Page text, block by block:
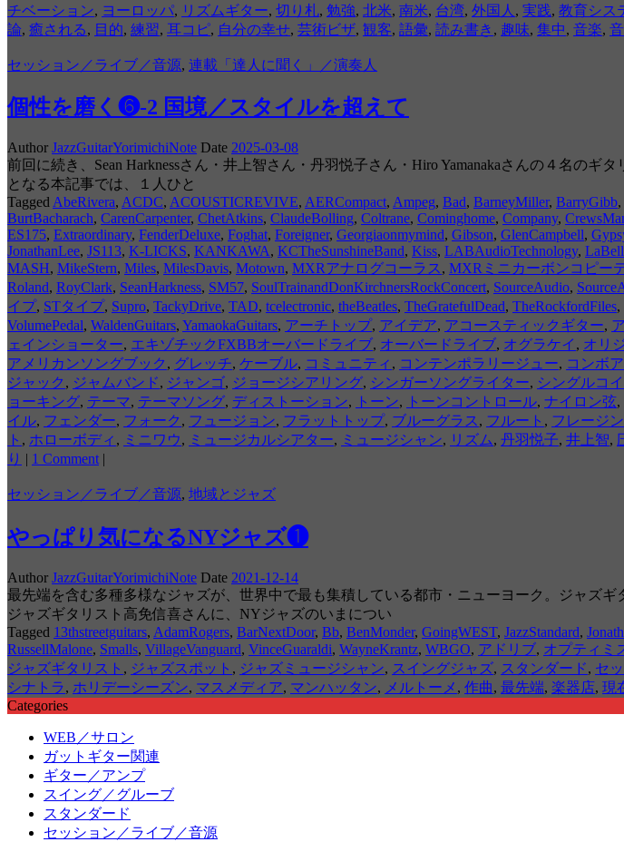
チベーション, ヨーロッパ, リズムギター, 切り札, 勉強, 北米, 南米, 台湾, 外国人 , 実践, 教育シス
論, 癒される, 目的, 練習, 耳コピ, 自分の幸せ, 芸術ビザ, 観客, 語彙, 読み書き , 趣味, 集中, 音楽,
セッション／ライブ／音源, 連載「達人に聞く」／演奏人
個性を磨く❻-2 国境／スタイルを超えて
Author JazzGuitarYorimichiNote Date 2025-03-08
前回に続き、Sean Harknessさん・井上智さん・丹羽悦子さん・Hiro Yamanakaさんの４名の
となる本記事では、１人ひと
Tagged AbeRivera, ACDC, ACOUSTICREVIVE, AERCompact, Ampeg, Bad, BarneyMiller, BarryGibb,
BurtBacharach, CarenCarpenter, ChetAtkins, ClaudeBolling, Coltrane, Cominghome, Company,
ES175, Extraordinary, FenderDeluxe, Foghat, Foreigner, Georgiaonmymind, Gibson, GlenCampbell,
JonathanLee, JS113, K-LICKS, KANKAWA, KCTheSunshineBand, Kiss, LABAudioTechnology,
MASH, MikeStern, Miles, MilesDavis, Motown, MXRアナログコーラス , MXRミニカーボンコピー
Roland, RoyClark, SeanHarkness, SM57, SoulTrainandDonKirchnersRockConcert, SourceAudio,
イプ, STタイプ, Supro, TackyDrive, TAD, tcelectronic, theBeatles, TheGratefulDead, TheRockfordFiles,
VolumePedal, WaldenGuitars, YamaokaGuitars, アーチトップ, アイデア, アコースティックギター,
ェインショーター, エキゾチックFXBBオーバードライブ, オーバードライブ, オグラケイ , オリ
アメリカンソングブック , グレッチ, ケーブル, コミュニティ , コンテンポラリージュー, コンボ
ジャック , ジャムバンド, ジャンゴ, ジョージシアリング, シンガーソングライター, シングルコ
ョーキング, テーマ, テーマソング, ディストーション, トーン, トーンコントロール, ナイロン弦,
イル, フェンダー, フォーク , フュージョン, フラットトップ, ブルーグラス , フルート , フレージ
ト , ホローボディ , ミニワウ, ミュージカルシアター, ミュージシャン, リズム, 丹羽悦子, 井上智,
り | 1 Comment |
セッション／ライブ／音源, 地域とジャズ
やっぱり気になるNYジャズ❶
Author JazzGuitarYorimichiNote Date 2021-12-14
最先端を含む多種多様なジャズが、世界中で最も集積している都市・ニューヨーク。ジャズ
ジャズギタリスト高免信喜さんに、NYジャズのいまについ
Tagged 13thstreetguitars, AdamRogers, BarNextDoor, Bb, BenMonder, GoingWEST, JazzStandard,
RussellMalone, Smalls, VillageVanguard, VinceGuaraldi, WayneKrantz, WBGO, アドリブ, オプティミ
ジャズギタリスト , ジャズスポット , ジャズミュージシャン, スイングジャズ, スタンダード, セ
シナトラ, ホリデーシーズン, マスメディア, マンハッタン, メルトーメ , 作曲, 最先端, 楽器店, 現
Categories
WEB／サロン
ガットギター関連
ギター／アンプ
スイング／グルーブ
スタンダード
セッション／ライブ／音源